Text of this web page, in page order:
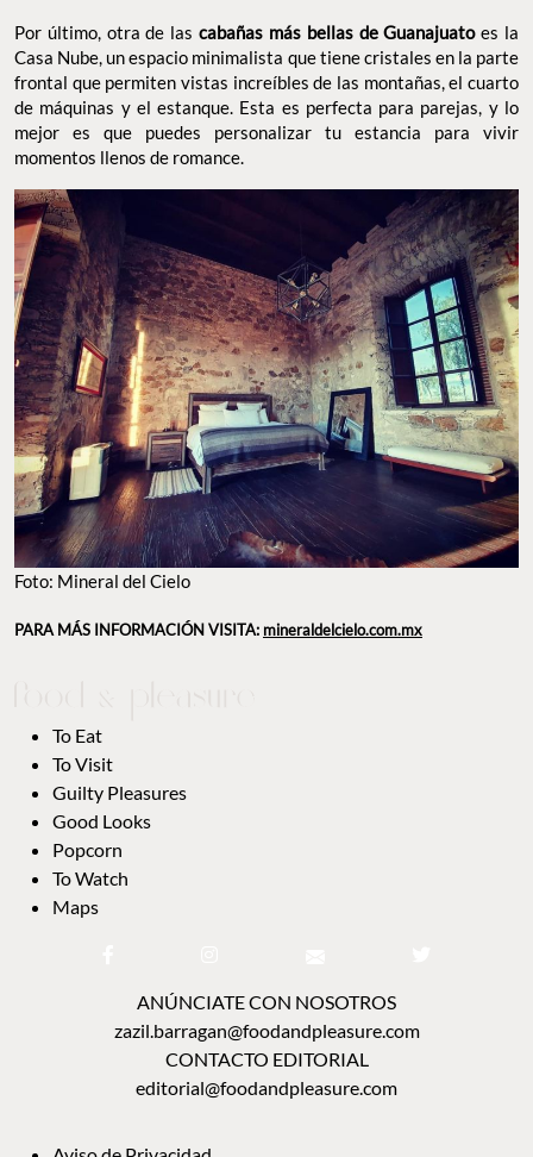
Por último, otra de las cabañas más bellas de Guanajuatoes la
Casa Nube, un espacio minimalista que tiene cristales en la parte
frontal que permiten vistas increíbles de las montañas, el cuarto
de máquinas y el estanque. Esta es perfecta para parejas, y lo
mejor es que puedes personalizar tu estancia para vivir
momentos llenos de romance.
Foto: Mineral del Cielo
PARA MÁS INFORMACIÓN VISITA: mineraldelcielo.com.mx
To Eat
To Visit
Guilty Pleasures
Good Looks
Popcorn
To Watch
Maps
ANÚNCIATE CON NOSOTROS
zazil.barragan@foodandpleasure.com
CONTACTO EDITORIAL
editorial@foodandpleasure.com